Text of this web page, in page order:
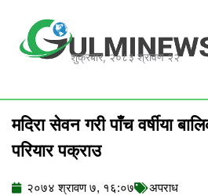
content
शुक्रबार, २०८३ श्रावण २२
मदिरा सेवन गरी पाँच वर्षीया
परियार पक्राउ
२०७४ श्रावण ७, १६:०७ अपराध